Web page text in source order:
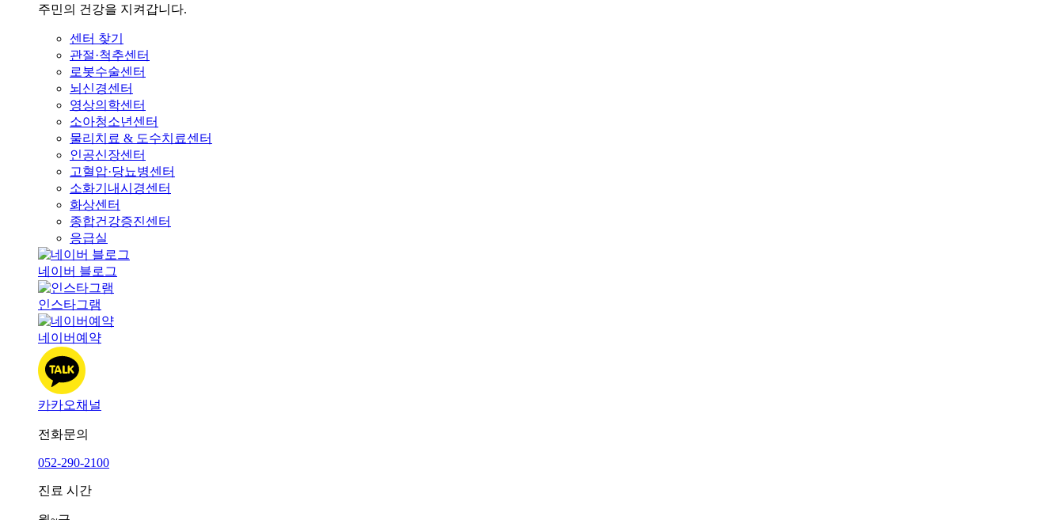
주민의 건강을 지켜갑니다.
센터 찾기
관절·척추센터
로봇수술센터
뇌신경센터
영상의학센터
소아청소년센터
물리치료 & 도수치료센터
인공신장센터
고혈압·당뇨병센터
소화기내시경센터
화상센터
종합건강증진센터
응급실
네이버 블로그
인스타그램
네이버예약
카카오채널
전화문의
052-290-2100
진료 시간